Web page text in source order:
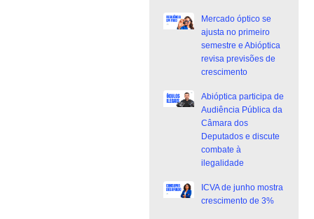
Mercado óptico se
ajusta no primeiro
semestre e Abióptica
revisa previsões de
crescimento
Abióptica participa de
Audiência Pública da
Câmara dos
Deputados e discute
combate à
ilegalidade
ICVA de junho mostra
crescimento de 3%